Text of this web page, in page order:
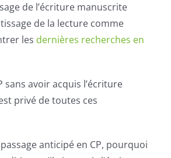
de l’écriture manuscrite
de la lecture comme
les dernières recherches en
sans avoir acquis l’écriture
privé de toutes ces
anticipé en CP, pourquoi